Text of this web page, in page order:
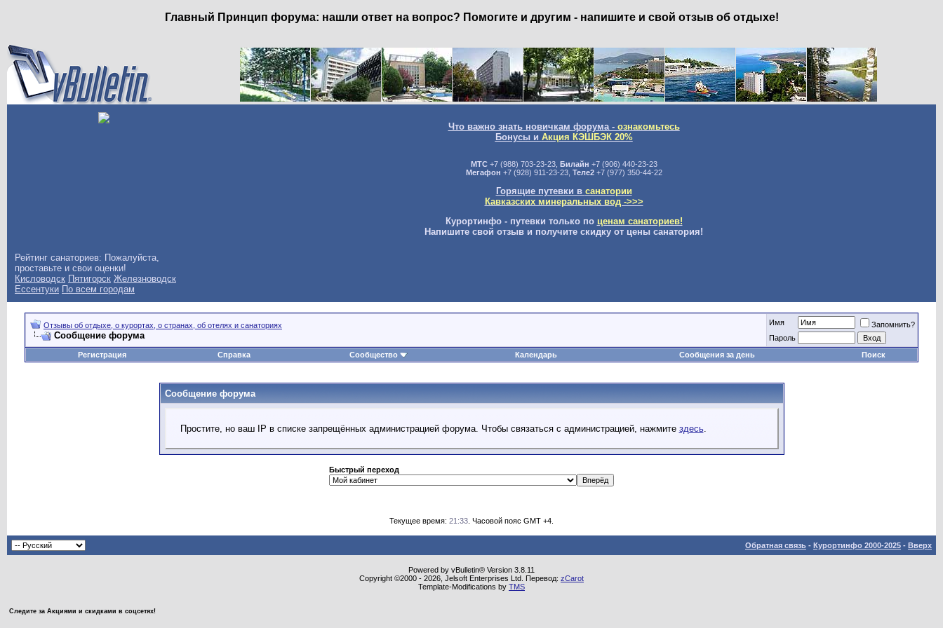
Главный Принцип форума: нашли ответ на вопрос? Помогите и другим - напишите и свой отзыв об отдыхе!
Что важно знать новичкам форума - ознакомьтесь
Бонусы и Акция КЭШБЭК 20%
МТС+7 (988) 703-23-23, Билайн +7 (906) 440-23-23
Мегафон +7 (928) 911-23-23, Теле2+7 (977) 350-44-22
Горящие путевки в санатории
Кавказских минеральных вод ->>>
Курортинфо - путевки только по ценам санаториев!
Напишите свой отзыв и получите скидку от цены санатория!
Рейтинг санаториев: Пожалуйста,
проставьте и свои оценки!
Кисловодск Пятигорск Железноводск
Ессентуки По всем городам
Отзывы об отдыхе, о курортах, о странах, об отелях и санаториях
Сообщение форума
Имя
Запомнить?
Пароль
Регистрация
Справка Сообщество Календарь Сообщения за день Поиск
Сообщение форума
Простите, но ваш IP в списке запрещённых администрацией форума. Чтобы связаться с администрацией, нажмите здесь.
Быстрый переход
Текущее время: 21:33 . Часовой пояс GMT +4.
Обратная связь - Курортинфо 2000-2025 - Вверх
Powered by vBulletin® Version 3.8.11
Copyright ©2000 - 2026, Jelsoft Enterprises Ltd. Перевод: zCarot
Template-Modifications by TMS
Следите за Акциями и скидками в соцсетях!